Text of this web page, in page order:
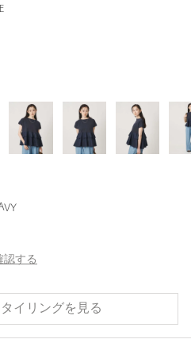
認する
イリングを見る